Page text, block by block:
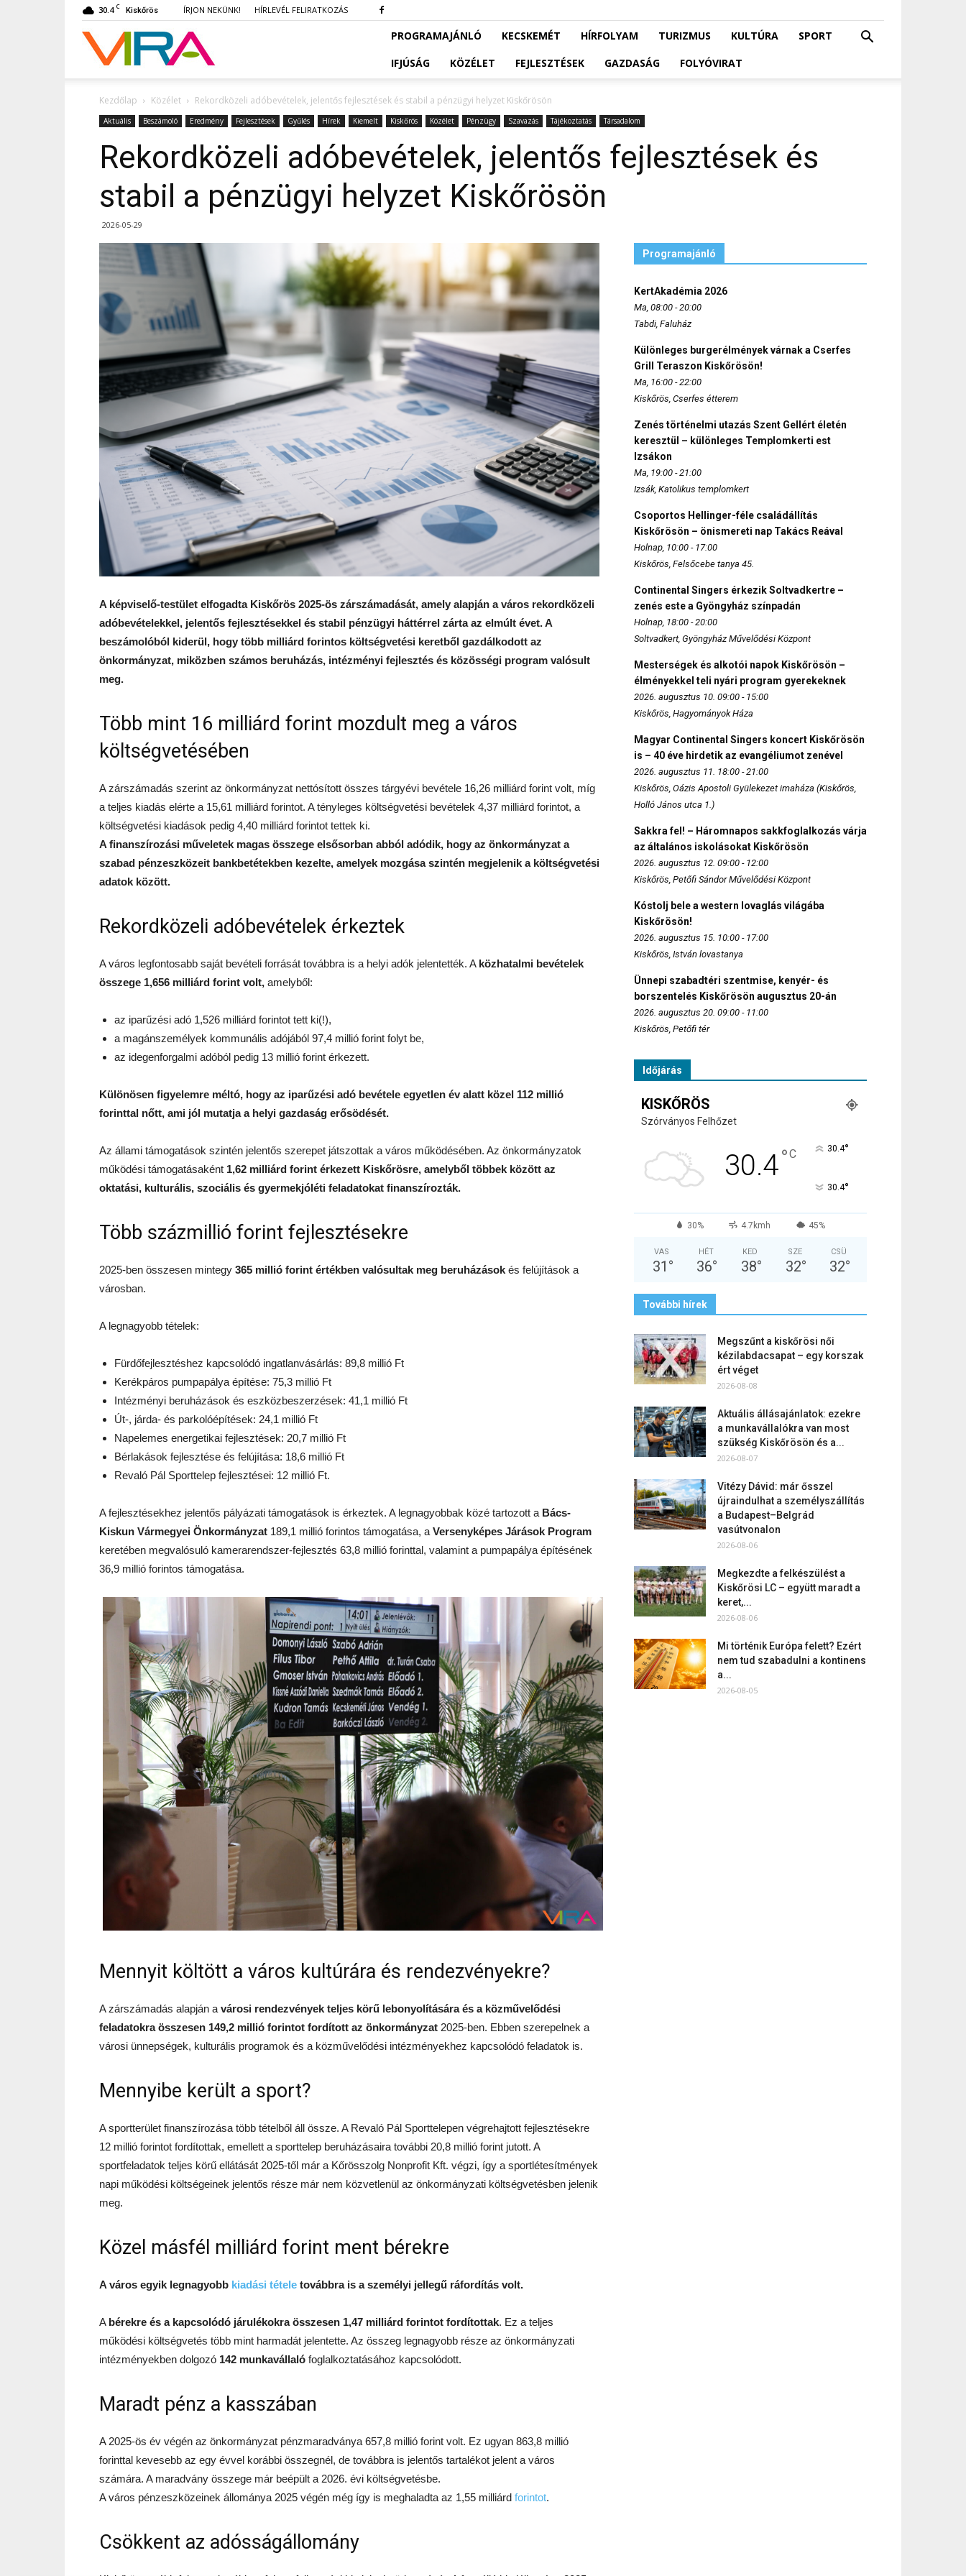
30.4 C Kiskőrös ÍRJON NEKÜNK! HÍRLEVÉL FELIRATKOZÁS
VIRA PROGRAMAJÁNLÓ KECSKEMÉT HÍRFOLYAM TURIZMUS KULTÚRA
SPORT
IFJÚSÁG
KÖZÉLET FEJLESZTÉSEK GAZDASÁG FOLYÓVIRAT
Kezdőlap Közélet Rekordközeli adóbevételek, jelentős fejlesztések és stabil a pénzügyi helyzet Kiskőrösön
Aktuális Beszámoló Eredmény Fejlesztések Gyűlés Hírek Kiemelt Kiskőrös Közélet Pénzügy Szavazás Tájékoztatás Társadalom
Rekordközeli adóbevételek, jelentős fejlesztések és
stabil a pénzügyi helyzet Kiskőrösön
2026-05-29
A képviselő-testület elfogadta Kiskőrös 2025-ös zárszámadását, amely alapján a város rekordközeli
adóbevételekkel, jelentős fejlesztésekkel és stabil pénzügyi háttérrel zárta az elmúlt évet. A
beszámolóból kiderül, hogy több milliárd forintos költségvetési keretből gazdálkodott az
önkormányzat, miközben számos beruházás, intézményi fejlesztés és közösségi program valósult
meg.
Több mint 16 milliárd forint mozdult meg a város
költségvetésében
A zárszámadás szerint az önkormányzat nettósított összes tárgyévi bevétele 16,26 milliárd forint volt, míg
a teljes kiadás elérte a 15,61 milliárd forintot. A tényleges költségvetési bevételek 4,37 milliárd forintot, a
költségvetési kiadások pedig 4,40 milliárd forintot tettek ki.
A finanszírozási műveletek magas összege elsősorban abból adódik, hogy az önkormányzat a
szabad pénzeszközeit bankbetétekben kezelte, amelyek mozgása szintén megjelenik a költségvetési
adatok között.
Rekordközeli adóbevételek érkeztek
A város legfontosabb saját bevételi forrását továbbra is a helyi adók jelentették. A közhatalmi bevételek
összege 1,656 milliárd forint volt, amelyből:
az iparűzési adó 1,526 milliárd forintot tett ki(!),
a magánszemélyek kommunális adójából 97,4 millió forint folyt be,
az idegenforgalmi adóból pedig 13 millió forint érkezett.
Különösen figyelemre méltó, hogy az iparűzési adó bevétele egyetlen év alatt közel 112 millió
forinttal nőtt, ami jól mutatja a helyi gazdaság erősödését.
Az állami támogatások szintén jelentős szerepet játszottak a város működésében. Az önkormányzatok
működési támogatásaként 1,62 milliárd forint érkezett Kiskőrösre, amelyből többek között az
oktatási, kulturális, szociális és gyermekjóléti feladatokat finanszírozták.
Több százmillió forint fejlesztésekre
2025-ben összesen mintegy 365 millió forint értékben valósultak meg beruházások és felújítások a
városban.
A legnagyobb tételek:
Fürdőfejlesztéshez kapcsolódó ingatlanvásárlás: 89,8 millió Ft
Kerékpáros pumpapálya építése: 75,3 millió Ft
Intézményi beruházások és eszközbeszerzések: 41,1 millió Ft
Út-, járda- és parkolóépítések: 24,1 millió Ft
Napelemes energetikai fejlesztések: 20,7 millió Ft
Bérlakások fejlesztése és felújítása: 18,6 millió Ft
Revaló Pál Sporttelep fejlesztései: 12 millió Ft.
A fejlesztésekhez jelentős pályázati támogatások is érkeztek. A legnagyobbak közé tartozott a Bács-
Kiskun Vármegyei Önkormányzat 189,1 millió forintos támogatása, a Versenyképes Járások Program
keretében megvalósuló kamerarendszer-fejlesztés 63,8 millió forinttal, valamint a pumpapálya építésének
36,9 millió forintos támogatása.
Mennyit költött a város kultúrára és rendezvényekre?
A zárszámadás alapján a városi rendezvények teljes körű lebonyolítására és a közművelődési
feladatokra összesen 149,2 millió forintot fordított az önkormányzat 2025-ben. Ebben szerepelnek a
városi ünnepségek, kulturális programok és a közművelődési intézményekhez kapcsolódó feladatok is.
Mennyibe került a sport?
A sportterület finanszírozása több tételből áll össze. A Revaló Pál Sporttelepen végrehajtott fejlesztésekre
12 millió forintot fordítottak, emellett a sporttelep beruházásaira további 20,8 millió forint jutott. A
sportfeladatok teljes körű ellátását 2025-től már a Kőrösszolg Nonprofit Kft. végzi, így a sportlétesítmények
napi működési költségeinek jelentős része már nem közvetlenül az önkormányzati költségvetésben jelenik
meg.
Közel másfél milliárd forint ment bérekre
A város egyik legnagyobb kiadási tétele továbbra is a személyi jellegű ráfordítás volt.
A bérekre és a kapcsolódó járulékokra összesen 1,47 milliárd forintot fordítottak. Ez a teljes
működési költségvetés több mint harmadát jelentette. Az összeg legnagyobb része az önkormányzati
intézményekben dolgozó 142 munkavállaló foglalkoztatásához kapcsolódott.
Maradt pénz a kasszában
A 2025-ös év végén az önkormányzat pénzmaradványa 657,8 millió forint volt. Ez ugyan 863,8 millió
forinttal kevesebb az egy évvel korábbi összegnél, de továbbra is jelentős tartalékot jelent a város
számára. A maradvány összege már beépült a 2026. évi költségvetésbe.
A város pénzeszközeinek állománya 2025 végén még így is meghaladta az 1,55 milliárd forintot.
Csökkent az adósságállomány
Programajánló
KertAkadémia 2026
Ma, 08:00 - 20:00
Tabdi, Faluház
Különleges burgerélmények várnak a Cserfes
Grill Teraszon Kiskőrösön!
Ma, 16:00 - 22:00
Kiskőrös, Cserfes étterem
Zenés történelmi utazás Szent Gellért életén
keresztül – különleges Templomkerti est
Izsákon
Ma, 19:00 - 21:00
Izsák, Katolikus templomkert
Csoportos Hellinger-féle családállítás
Kiskőrösön – önismereti nap Takács Reával
Holnap, 10:00 - 17:00
Kiskőrös, Felsőcebe tanya 45.
Continental Singers érkezik Soltvadkertre –
zenés este a Gyöngyház színpadán
Holnap, 18:00 - 20:00
Soltvadkert, Gyöngyház Művelődési Központ
Mesterségek és alkotói napok Kiskőrösön –
élményekkel teli nyári program gyerekeknek
2026. augusztus 10. 09:00 - 15:00
Kiskőrös, Hagyományok Háza
Magyar Continental Singers koncert Kiskőrösön
is – 40 éve hirdetik az evangéliumot zenével
2026. augusztus 11. 18:00 - 21:00
Kiskőrös, Oázis Apostoli Gyülekezet imaháza (Kiskőrös,
Holló János utca 1.)
Sakkra fel! – Háromnapos sakkfoglalkozás várja
az általános iskolásokat Kiskőrösön
2026. augusztus 12. 09:00 - 12:00
Kiskőrös, Petőfi Sándor Művelődési Központ
Kóstolj bele a western lovaglás világába
Kiskőrösön!
2026. augusztus 15. 10:00 - 17:00
Kiskőrös, István lovastanya
Ünnepi szabadtéri szentmise, kenyér- és
borszentelés Kiskőrösön augusztus 20-án
2026. augusztus 20. 09:00 - 11:00
Kiskőrös, Petőfi tér
Időjárás
KISKŐRÖS
Szórványos Felhőzet
30.4°C 30.4°
30.4°
30% 4.7kmh 45%
VAS
31 °
HÉT
36°
KED
38°
SZE
32°
CSÜ
32°
További hírek
Megszűnt a kiskőrösi női
kézilabdacsapat – egy korszak
ért véget
2026-08-08
Aktuális állásajánlatok: ezekre
a munkavállalókra van most
szükség Kiskőrösön és a...
2026-08-07
Vitézy Dávid: már ősszel
újraindulhat a személyszállítás
a Budapest–Belgrád
vasútvonalon
2026-08-06
Megkezdte a felkészülést a
Kiskőrösi LC – együtt maradt a
keret,...
2026-08-06
Mi történik Európa felett? Ezért
nem tud szabadulni a kontinens
a...
2026-08-05